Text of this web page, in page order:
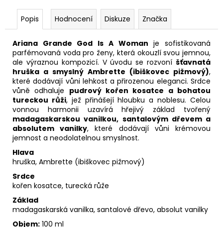
Popis Hodnocení Diskuze Značka
Ariana Grande God Is A Woman je sofistikovaná
parfémovaná voda pro ženy, která okouzlí svou jemnou,
ale výraznou kompozicí. V úvodu se rozvoní šťavnatá
hruška a smyslný Ambrette (ibiškovec pižmový),
které dodávají vůni lehkost a přirozenou eleganci. Srdce
vůně odhaluje pudrový kořen kosatce a bohatou
tureckou růži, jež přinášejí hloubku a noblesu. Celou
vonnou harmonii uzavírá hřejivý základ tvořený
madagaskarskou vanilkou, santalovým dřevem a
absolutem vanilky, které dodávají vůni krémovou
jemnost a neodolatelnou smyslnost.
Hlava
hruška, Ambrette (ibiškovec pižmový)
Srdce
kořen kosatce, turecká růže
Základ
madagaskarská vanilka, santalové dřevo, absolut vanilky
Objem: 100 ml